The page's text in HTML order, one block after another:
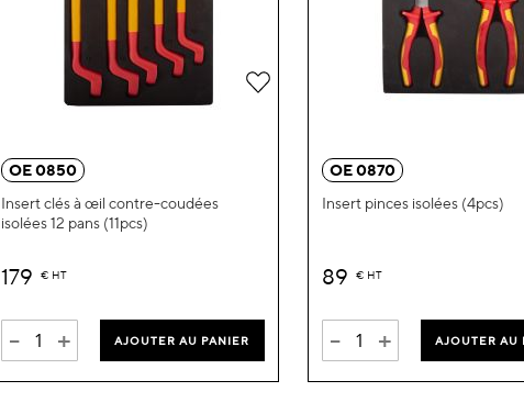
OE 0850
Insert clés à œil contre-coudées
isolées 12 pans (11pcs)
179 € HT
- + AJOUTER AU PANIER
Ajouter
OE 0870
Insert pinces isolées (4pcs)
89 € HT
- + AJOUTER AU